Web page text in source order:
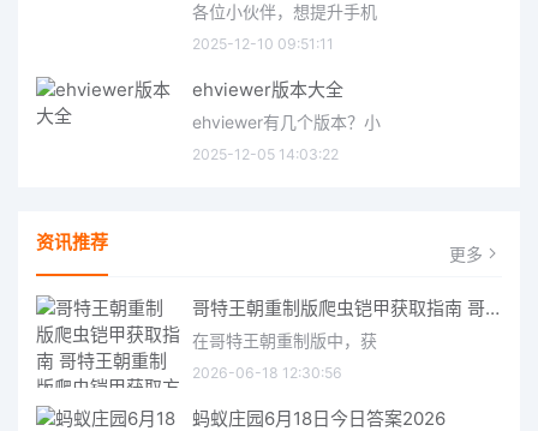
各位小伙伴，想提升手机
2025-12-10 09:51:11
ehviewer版本大全
ehviewer有几个版本？小
2025-12-05 14:03:22
资讯推荐 更多
哥特王朝重制版爬虫铠甲获取指南 哥特王朝重制版爬虫铠甲获取方法
在哥特王朝重制版中，获
2026-06-18 12:30:56
蚂蚁庄园6月18日今日答案2026